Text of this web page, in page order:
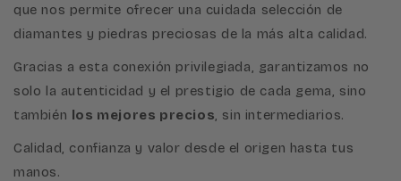
que nos permite ofrecer una cuidada selección de
diamantes y piedras preciosas de la más alta calidad.
Gracias a esta conexión privilegiada, garantizamos no
solo la autenticidad y el prestigio de cada gema, sino
también los mejores precios, sin intermediarios.
Calidad, confianza y valor desde el origen hasta tus
manos.